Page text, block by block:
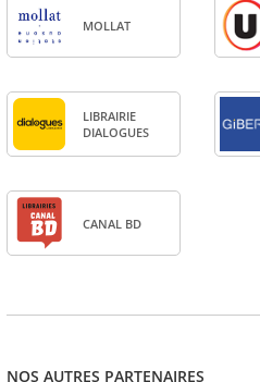
MOL­LAT
LIBRAI­RIE
DIA­LOGUES
CANAL BD
NOS AUTRES PARTENAIRES